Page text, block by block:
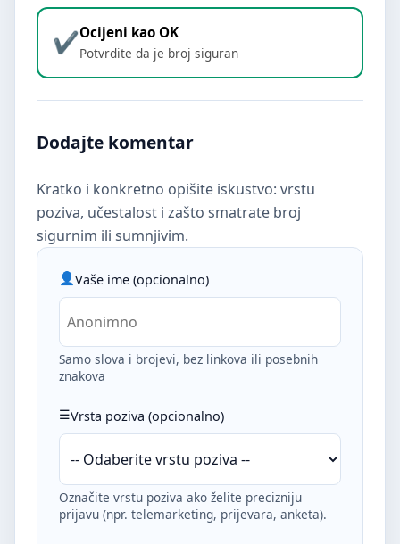
Ocijeni kao OK
Potvrdite da je broj siguran
Dodajte komentar
Kratko i konkretno opišite iskustvo: vrstu
poziva, učestalost i zašto smatrate broj
sigurnim ili sumnjivim.
Vaše ime (opcionalno)
Samo slova i brojevi, bez linkova ili posebnih
znakova
Vrsta poziva (opcionalno)
Označite vrstu poziva ako želite precizniju
prijavu (npr. telemarketing, prijevara, anketa).